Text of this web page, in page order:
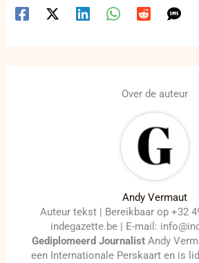
Over de auteur
Andy Vermaut
Auteur tekst | Bereikbaar op +32
indegazette.be | E-mail:
Gediplomeerd Journalist Andy
een Internationale Perskaart en is